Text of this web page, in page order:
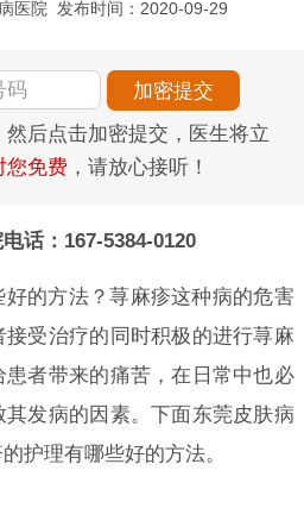
医院 发布时间：2020-09-29
后点击加密提交，医生将立
您免费 ，请放心接听！
话：167-5384-0120
的方法？荨麻疹这种病的危害
受治疗的同时积极的进行荨麻
者带来的痛苦，在日常中也必
发病的因素。下面东莞皮肤病
护理有哪些好的方法。